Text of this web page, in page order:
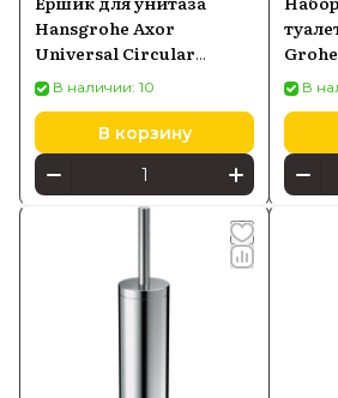
Hansgrohe Axor
Universal Circular
золото полированное
42855990
В наличии: 10
В корзину
14002
В